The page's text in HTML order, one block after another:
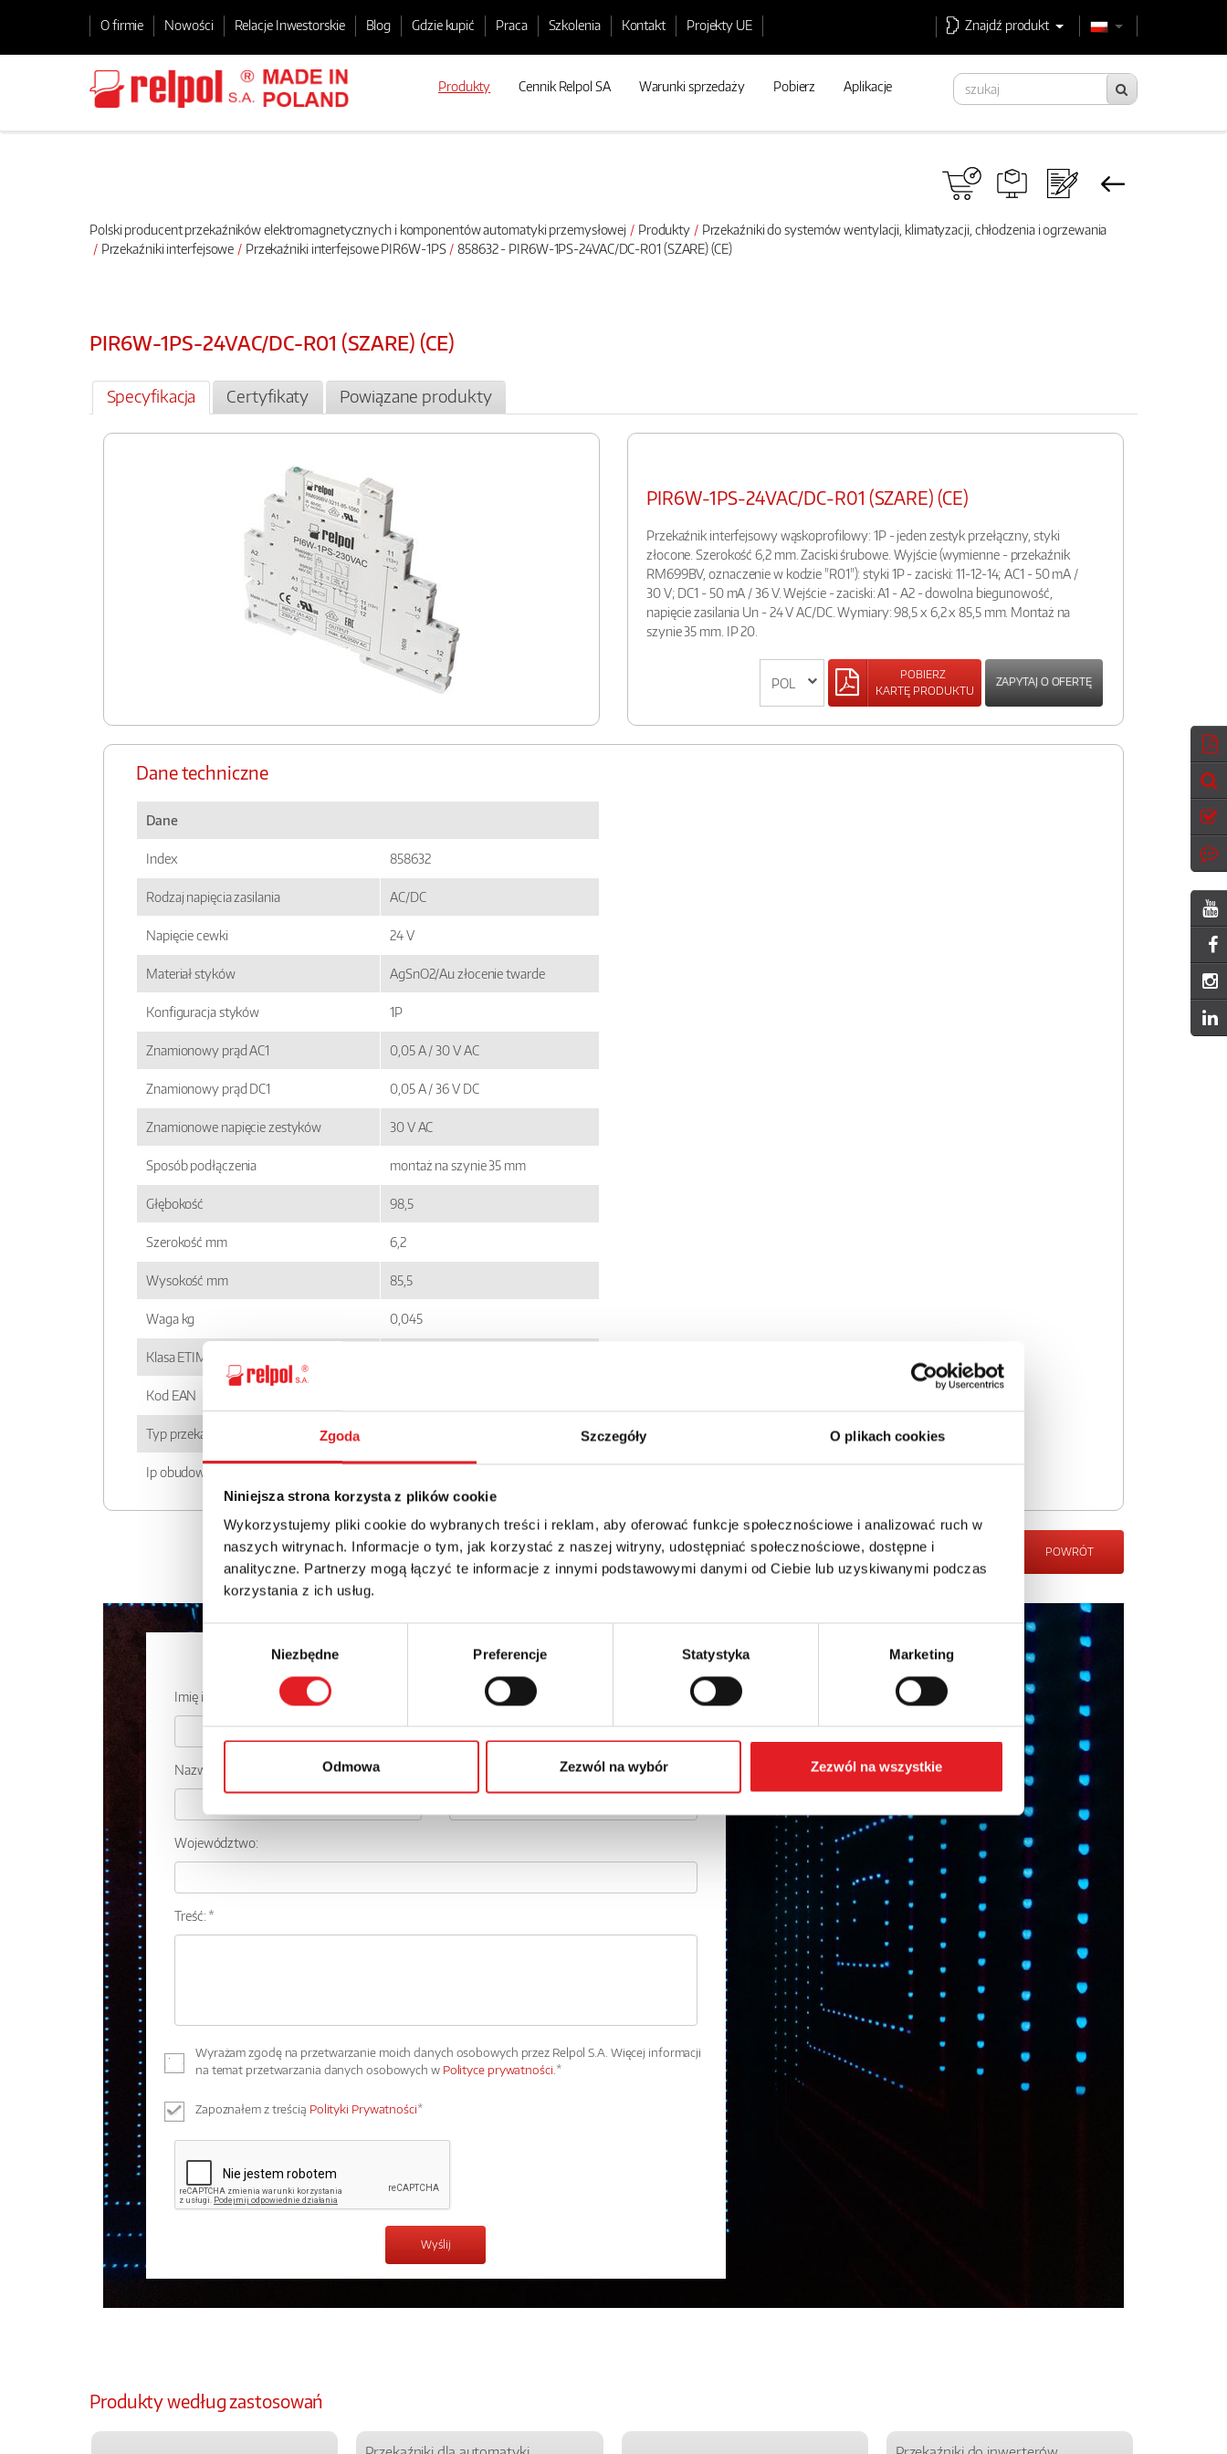
Zgoda Szczegóły O plikach cookies
Niniejsza strona korzysta z plików cookie
Wykorzystujemy pliki cookie do wybranych treści i reklam, aby oferować funkcje społecznościowe i analizować ruch w
naszych witrynach. Informacje o tym, jak korzystać z naszej witryny, udostępniać społecznościowe, dostępne i
analityczne. Partnerzy mogą łączyć te informacje z innymi podstawowymi danymi od Ciebie lub uzyskiwanymi podczas
korzystania z ich usług.
Wybór
Niezbędne Preferencje Statystyka Marketing
Odmowa Zezwól na wybór Zezwól na wszystkie
O firmie Nowości Relacje Inwestorskie Blog Gdzie kupić Praca Szkolenia Kontakt Projekty UE Znajdź produkt
Produkty Cennik Relpol SA Warunki sprzedaży Pobierz Aplikacje
Polski producent przekaźników elektromagnetycznych i komponentów automatyki przemysłowej Produkty
Przekaźniki do systemów wentylacji, klimatyzacji, chłodzenia i ogrzewania
Przekaźniki interfejsowe
Przekaźniki interfejsowe PIR6W-1PS 858632 - PIR6W-1PS-24VAC/DC-R01 (SZARE) (CE)
PIR6W-1PS-24VAC/DC-R01 (SZARE) (CE)
Specyfikacja Certyfikaty Powiązane produkty
PIR6W-1PS-24VAC/DC-R01 (SZARE) (CE)
Przekaźnik interfejsowy wąskoprofilowy: 1P - jeden zestyk przełączny, styki
złocone. Szerokość 6,2 mm. Zaciski śrubowe. Wyjście (wymienne - przekaźnik
RM699BV, oznaczenie w kodzie "R01"): styki 1P - zaciski: 11-12-14; AC1 - 50 mA /
30 V; DC1 - 50 mA / 36 V. Wejście - zaciski: A1 - A2 - dowolna biegunowość,
napięcie zasilania Un - 24 V AC/DC. Wymiary: 98,5 x 6,2 x 85,5 mm. Montaż na
szynie 35 mm. IP 20.
POBIERZ
KARTĘ PRODUKTU
ZAPYTAJ O OFERTĘ
Dane techniczne
Dane
Index 858632
Rodzaj napięcia zasilania AC/DC
Napięcie cewki 24 V
Materiał styków AgSnO2/Au złocenie twarde
Konfiguracja styków 1P
Znamionowy prąd AC1 0,05 A / 30 V AC
Znamionowy prąd DC1 0,05 A / 36 V DC
Znamionowe napięcie zestyków 30 V AC
Sposób podłączenia montaż na szynie 35 mm
Głębokość 98,5
Szerokość mm 6,2
Wysokość mm 85,5
Waga kg 0,045
Klasa ETIM
Kod EAN
Typ przekaźnika
Ip obudowy
POWRÓT
Zapytaj o szczegóły oferty
Imię i nazwisko: * Adres e-mail: *
Nazwa firmy:
Województwo:
Treść: *
Wyrażam zgodę na przetwarzanie moich danych osobowych przez Relpol S.A. Więcej informacji
na temat przetwarzania danych osobowych w Polityce prywatności.*
Zapoznałem z treścią Polityki Prywatności*
Produkty według zastosowań